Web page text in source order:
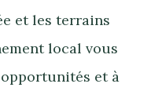
et les terrains
local vous
et à